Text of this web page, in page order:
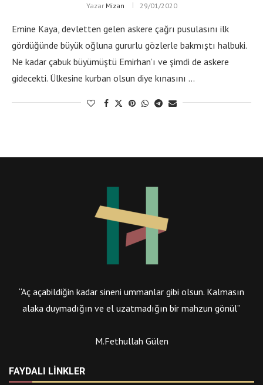
Yazar Mizan 29/01/2020
Emine Kaya, devletten gelen askere çağrı pusulasını ilk
gördüğünde büyük oğluna gururlu gözlerle bakmıştı halbuki.
Ne kadar çabuk büyümüştü Emirhan’ı ve şimdi de askere
gidecekti. Ülkesine kurban olsun diye kınasını …
“Aç açabildiğin kadar sineni ummanlar gibi olsun. Kalmasın
alaka duymadığın ve el uzatmadığın bir mahzun gönül”
M.Fethullah Gülen
FAYDALI LINKLER